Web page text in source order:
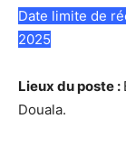
Date limite de
2025
Lieux du poste :
Douala.